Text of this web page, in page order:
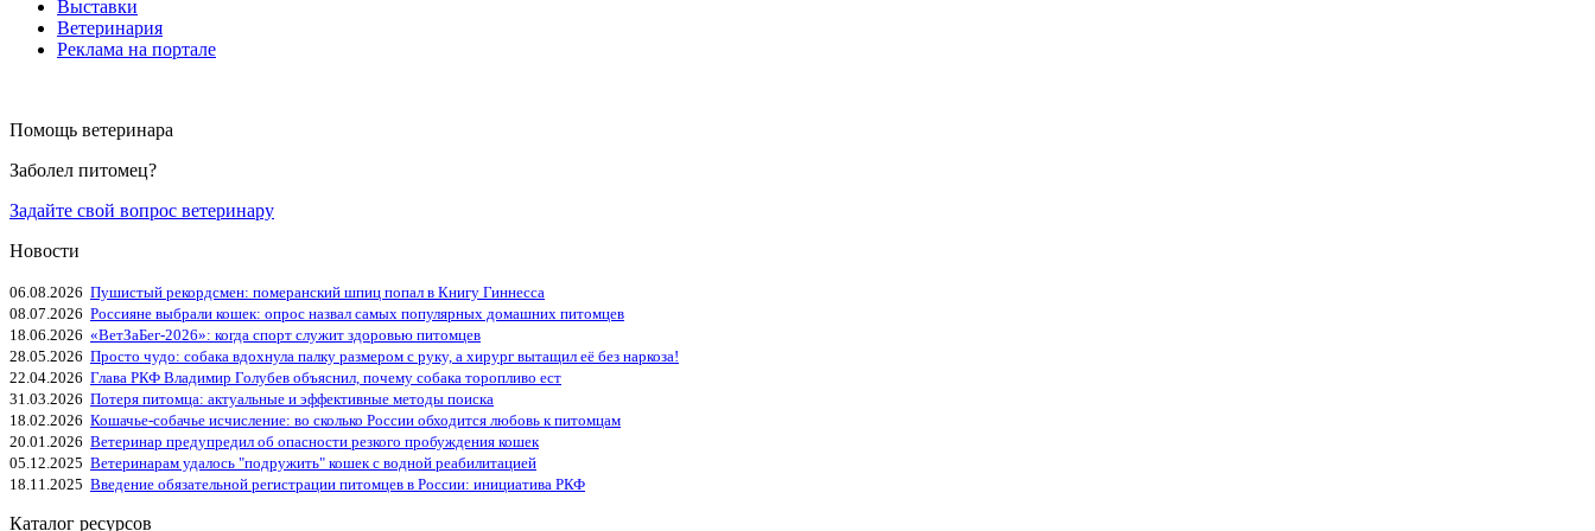
Выставки
Ветеринария
Реклама на портале
Помощь ветеринара
Заболел питомец?
Задайте свой вопрос ветеринару
Новости
06.08.2026 Пушистый рекордсмен: померанский шпиц попал в Книгу Гиннесса
08.07.2026 Россияне выбрали кошек: опрос назвал самых популярных домашних питомцев
18.06.2026 «ВетЗаБег‑2026»: когда спорт служит здоровью питомцев
28.05.2026 Просто чудо: собака вдохнула палку размером с руку, а хирург вытащил её без наркоза!
22.04.2026 Глава РКФ Владимир Голубев объяснил, почему собака торопливо ест
31.03.2026 Потеря питомца: актуальные и эффективные методы поиска
18.02.2026 Кошачье-собачье исчисление: во сколько России обходится любовь к питомцам
20.01.2026 Ветеринар предупредил об опасности резкого пробуждения кошек
05.12.2025 Ветеринарам удалось "подружить" кошек с водной реабилитацией
18.11.2025 Введение обязательной регистрации питомцев в России: инициатива РКФ
Каталог ресурсов